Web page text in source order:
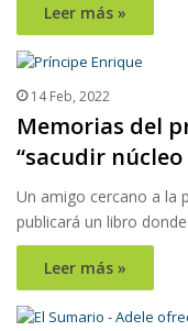
Leer más »
14 Feb, 2022
Memorias del
“sacudir
Un amigo cercano a la
publicará un libro
Leer más »